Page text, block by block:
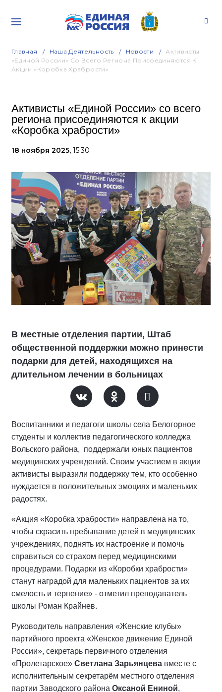
Главная Наша Деятельность Новости
Активисты
«Единой России» Со Всего Региона Присоединяются К
Акции «Коробка Храбрости»
Активисты «Единой России» со всего
региона присоединяются к акции
«Коробка храбрости»
18 ноября 2025, 15:30
В местные отделения партии, Штаб
общественной поддержки можно принести
подарки для детей, находящихся на
длительном лечении в больницах
Воспитанники и педагоги школы села Белогорное
студенты и коллектив педагогического колледжа
Вольского района, поддержали юных пациентов
медицинских учреждений. Своим участием в акции
активисты выразили поддержку тем, кто особенно
нуждается в положительных эмоциях и маленьких
радостях.
«Акция «Коробка храбрости» направлена на то,
чтобы скрасить пребывание детей в медицинских
учреждениях, поднять их настроение и помочь
справиться со страхом перед медицинскими
процедурами. Подарки из «Коробки храбрости»
станут наградой для маленьких пациентов за их
смелость и терпение» - отметил преподаватель
школы Роман Крайнев.
Руководитель направления «Женские клубы»
партийного проекта «Женское движение Единой
России», секретарь первичного отделения
«Пролетарское» Светлана Зарьянцева вместе с
исполнительным секретарём местного отделения
партии Заводского района Оксаной Ениной,